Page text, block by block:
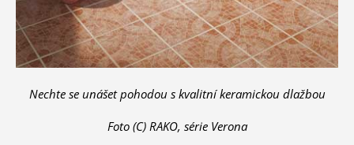
Nechte se unášet pohodou s kvalitní keramickou dlažbou
Foto (C) RAKO, série Verona